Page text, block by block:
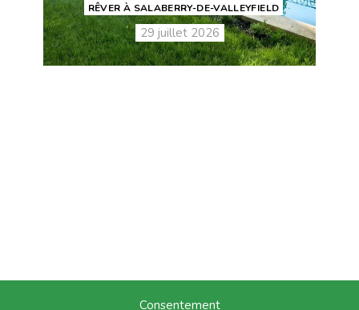
RÊVER À SALABERRY-DE-VALLEYFIELD
29 juillet 2026
Consentement